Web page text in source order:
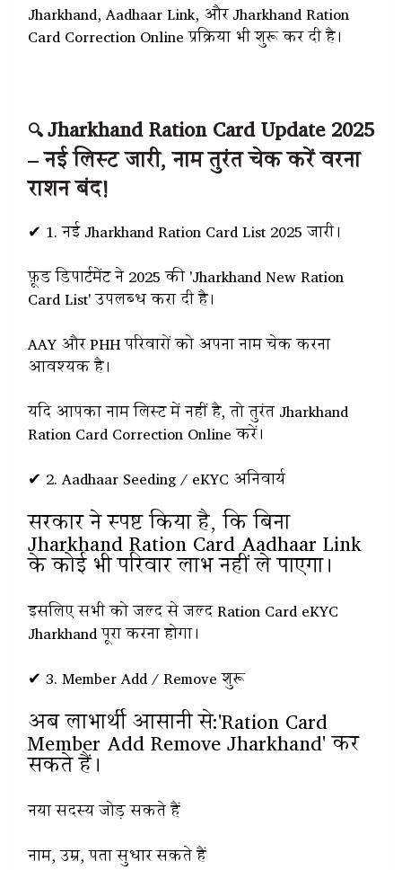
Jharkhand, Aadhaar Link, और Jharkhand Ration
Card Correction Online प्रक्रिया भी शुरू कर दी है।
🔍Jharkhand Ration Card Update 2025
– नई लिस्ट जारी, नाम तुरंत चेक करें वरना
राशन बंद!
✔ 1. नई Jharkhand Ration Card List 2025 जारी।
फ़ूड डिपार्टमेंट ने 2025 की 'Jharkhand New Ration
Card List' उपलब्ध करा दी है।
AAY और PHH परिवारों को अपना नाम चेक करना
आवश्यक है।
यदि आपका नाम लिस्ट में नहीं है, तो तुरंत Jharkhand
Ration Card Correction Online करें।
✔ 2. Aadhaar Seeding / eKYC अनिवार्य
सरकार ने स्पष्ट किया है, कि बिना
Jharkhand Ration Card Aadhaar Link
के कोई भी परिवार लाभ नहीं ले पाएगा।
इसलिए सभी को जल्द से जल्द Ration Card eKYC
Jharkhand पूरा करना होगा।
✔ 3. Member Add / Remove शुरू
अब लाभार्थी आसानी से:'Ration Card
Member Add Remove Jharkhand' कर
सकते हैं।
नया सदस्य जोड़ सकते हैं
नाम, उम्र, पता सुधार सकते हैं